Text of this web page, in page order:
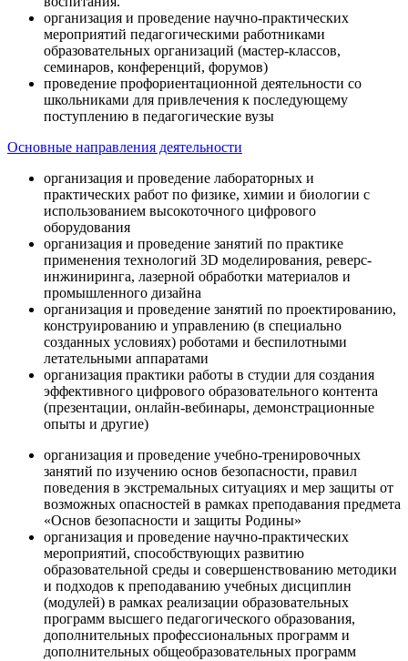
организация и проведение научно-практических
мероприятий педагогическими работниками
образовательных организаций (мастер-классов,
семинаров, конференций, форумов)
проведение профориентационной деятельности со
школьниками для привлечения к последующему
поступлению в педагогические вузы
Основные направления деятельности
организация и проведение лабораторных и
практических работ по физике, химии и биологии с
использованием высокоточного цифрового
оборудования
организация и проведение занятий по практике
применения технологий 3D моделирования, реверс-
инжиниринга, лазерной обработки материалов и
промышленного дизайна
организация и проведение занятий по проектированию,
конструированию и управлению (в специально
созданных условиях) роботами и беспилотными
летательными аппаратами
организация практики работы в студии для создания
эффективного цифрового образовательного контента
(презентации, онлайн-вебинары, демонстрационные
опыты и другие)
организация и проведение учебно-тренировочных
занятий по изучению основ безопасности, правил
поведения в экстремальных ситуациях и мер защиты от
возможных опасностей в рамках преподавания предмета
«Основ безопасности и защиты Родины»
организация и проведение научно-практических
мероприятий, способствующих развитию
образовательной среды и совершенствованию методики
и подходов к преподаванию учебных дисциплин
(модулей) в рамках реализации образовательных
программ высшего педагогического образования,
дополнительных профессиональных программ и
дополнительных общеобразовательных программ